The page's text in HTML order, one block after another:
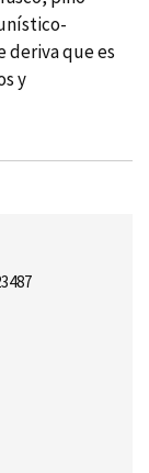
deriva que es
y